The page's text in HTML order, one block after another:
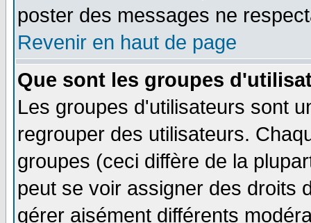
poster des messages ne
Revenir en haut de page
Que sont les groupes
Les groupes d'utilisateurs sont
regrouper des utilisateurs.
groupes (ceci diffère de la
peut se voir assigner des droits
gérer aisément différents